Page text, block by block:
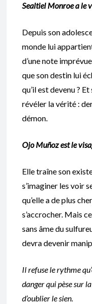
Sealtiel Monroe a le
Depuis son
monde lui
d’une note
que son destin lui
qu’il est devenu ?
révéler la vérité :
démon.
Ojo Muñoz est le
Elle traîne son
s’imaginer les voir
qu’elle a de plus
s’accrocher. Mais
sans âme du
devra devenir
Il refuse le rythme
danger qui pèse sur
d’oublier le sien.